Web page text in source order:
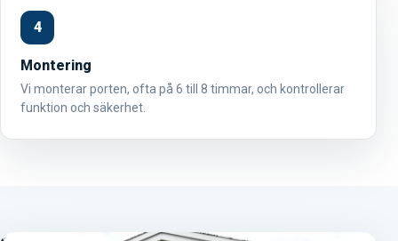
4
Montering
Vi monterar porten, ofta på 6 till 8 timmar, och kontrollerar
funktion och säkerhet.